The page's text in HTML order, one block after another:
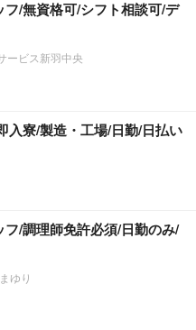
フ/無資格可/シフト相談可/デ
ービス新羽中央
入寮/製造・工場/日勤/日払い
フ/調理師免許必須/日勤のみ/
ゆり